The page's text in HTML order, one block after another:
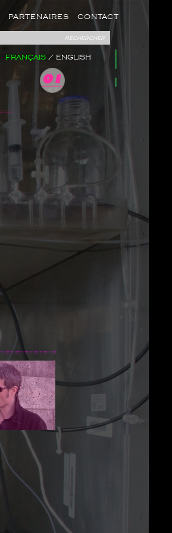
PARTENAIRES CONTACT
rechercher
FRANÇAIS/ ENGLISH